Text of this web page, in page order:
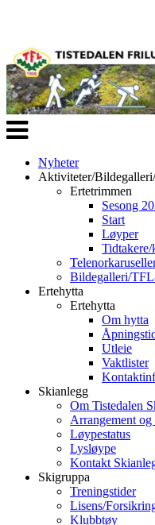
Veksle
navigasjon
Nyheter
Aktiviteter/
Ertetrimmen
Sesong
Start
Løyper
Bildegalleri/
Ertehytta
Ertehytta
Om hytta
Utleie
Vaktlister
Skianlegg
Om Tistedalen
Arrangement og
Løypestatus
Lysløype
Kontakt
Skigruppa
Treningstider
Lisens/
Klubbtøy